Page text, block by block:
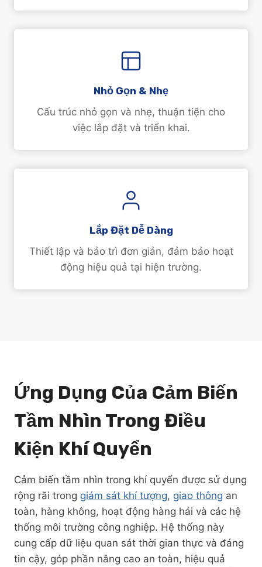
Nhỏ Gọn & Nhẹ
Cấu trúc nhỏ gọn và nhẹ, thuận tiện cho
việc lắp đặt và triển khai.
Lắp Đặt Dễ Dàng
Thiết lập và bảo trì đơn giản, đảm bảo hoạt
động hiệu quả tại hiện trường.
Ứng Dụng Của Cảm Biến
Tầm Nhìn Trong Điều
Kiện Khí Quyển
Cảm biến tầm nhìn trong khí quyển được sử dụng
rộng rãi trong giám sát khí tượng, giao thông an
toàn, hàng không, hoạt động hàng hải và các hệ
thống môi trường công nghiệp. Hệ thống này
cung cấp dữ liệu quan sát thời gian thực và đáng
tin cậy, góp phần nâng cao an toàn, hiệu quả